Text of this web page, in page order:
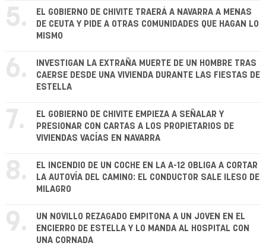
5.
EL GOBIERNO DE CHIVITE TRAERÁ A NAVARRA A MENAS
DE CEUTA Y PIDE A OTRAS COMUNIDADES QUE HAGAN LO
MISMO
6.
INVESTIGAN LA EXTRAÑA MUERTE DE UN HOMBRE TRAS
CAERSE DESDE UNA VIVIENDA DURANTE LAS FIESTAS DE
ESTELLA
7.
EL GOBIERNO DE CHIVITE EMPIEZA A SEÑALAR Y
PRESIONAR CON CARTAS A LOS PROPIETARIOS DE
VIVIENDAS VACÍAS EN NAVARRA
8.
EL INCENDIO DE UN COCHE EN LA A-12 OBLIGA A CORTAR
LA AUTOVÍA DEL CAMINO: EL CONDUCTOR SALE ILESO DE
MILAGRO
9.
UN NOVILLO REZAGADO EMPITONA A UN JOVEN EN EL
ENCIERRO DE ESTELLA Y LO MANDA AL HOSPITAL CON
UNA CORNADA